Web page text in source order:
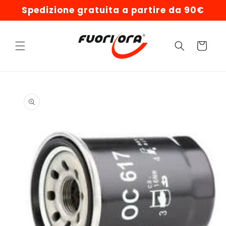
direttamente
ai contenuti
Spedizione gratuita a partire da 90€
Carrello
informazioni
sul prodotto